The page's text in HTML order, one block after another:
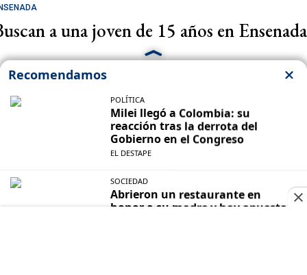
a una joven de 15 años en Ensenada